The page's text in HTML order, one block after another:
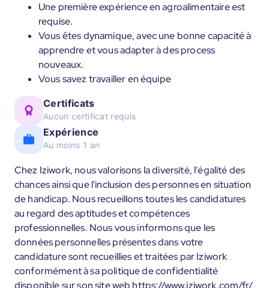
Une première expérience en agroalimentaire est
requise.
Vous êtes dynamique, avec une bonne capacité à
apprendre et vous adapter à des process
nouveaux.
Vous savez travailler en équipe
Certificats
Aucun certificat requis
Expérience
Au moins 1 an
Chez Iziwork, nous valorisons la diversité, l'égalité des
chances ainsi que l'inclusion des personnes en situation
de handicap. Nous recueillons toutes les candidatures
au regard des aptitudes et compétences
professionnelles. Nous vous informons que les
données personnelles présentes dans votre
candidature sont recueillies et traitées par Iziwork
conformément à sa politique de confidentialité
disponible sur son site web https://www.iziwork.com/fr/